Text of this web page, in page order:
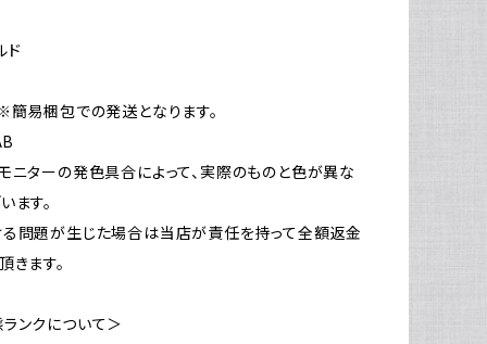
ド
簡易梱包での発送となります。
ニターの発色具合によって、実際のものと色が異な
ます。
問題が生じた場合は当店が責任を持って全額返金
きます。
ンクについて＞